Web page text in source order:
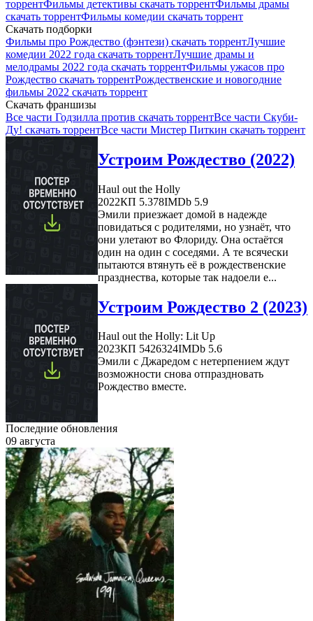
торрентФильмы детективы скачать торрентФильмы драмы
скачать торрентФильмы комедии скачать торрент
Скачать подборки
Фильмы про Рождество (фэнтези) скачать торрентЛучшие
комедии 2022 года скачать торрентЛучшие драмы и
мелодрамы 2022 года скачать торрентФильмы ужасов про
Рождество скачать торрентРождественские и новогодние
фильмы 2022 скачать торрент
Скачать франшизы
Все части Годзилла против скачать торрентВсе части Скуби-
Ду! скачать торрентВсе части Мистер Питкин скачать торрент
Устроим Рождество (2022)
Haul out the Holly
2022КП 5.378IMDb 5.9
Эмили приезжает домой в надежде
повидаться с родителями, но узнаёт, что
они улетают во Флориду. Она остаётся
один на один с соседями. А те всячески
пытаются втянуть её в рождественские
празднества, которые так надоели е...
Устроим Рождество 2 (2023)
Haul out the Holly: Lit Up
2023КП 5426324IMDb 5.6
Эмили c Джаредом с нетерпением ждут
возможности снова отпраздновать
Рождество вместе.
Последние обновления
09 августа